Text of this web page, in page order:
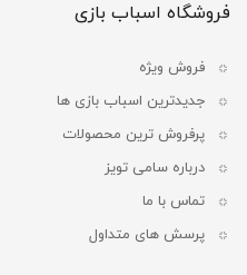
فروشگاه اسباب بازی
فروش ویژه
جدیدترین اسباب بازی ها
پرفروش ترین محصولات
درباره سامی تویز
تماس با ما
پرسش های متداول